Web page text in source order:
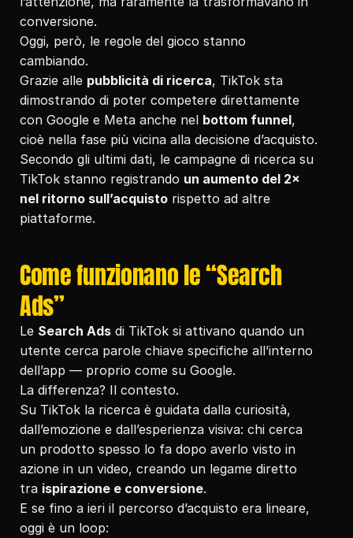
conversione.
Oggi, però, le regole del gioco stanno
cambiando.
Grazie alle pubblicità di ricerca, TikTok sta
dimostrando di poter competere direttamente
con Google e Meta anche nel bottom funnel,
cioè nella fase più vicina alla decisione d’acquisto.
Secondo gli ultimi dati, le campagne di ricerca su
TikTok stanno registrando un aumento del 2×
nel ritorno sull’acquisto rispetto ad altre
piattaforme.
Come funzionano le “Search
Ads”
Le Search Ads di TikTok si attivano quando un
utente cerca parole chiave specifiche all’interno
dell’app — proprio come su Google.
La differenza? Il contesto.
Su TikTok la ricerca è guidata dalla curiosità,
dall’emozione e dall’esperienza visiva: chi cerca
un prodotto spesso lo fa dopo averlo visto in
azione in un video, creando un legame diretto
tra ispirazione e conversione.
E se fino a ieri il percorso d’acquisto era lineare,
oggi è un loop: